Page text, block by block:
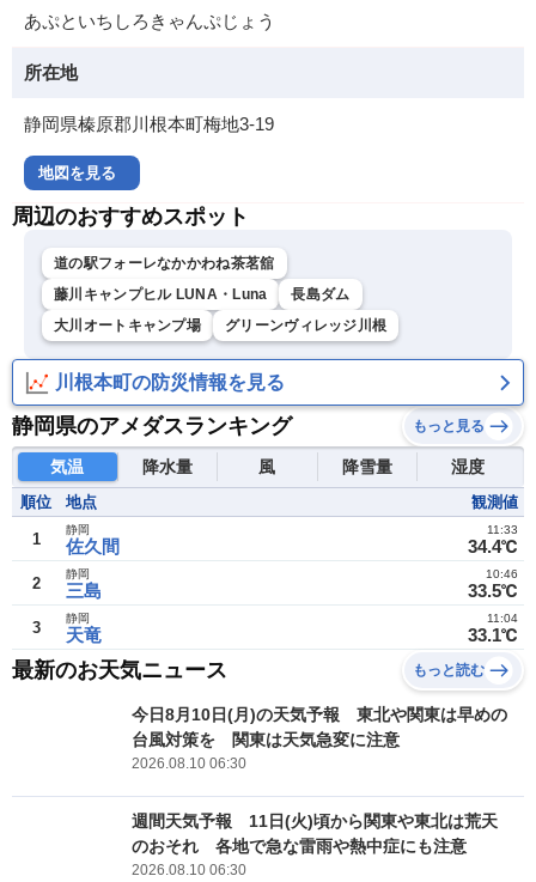
あぷといちしろきゃんぷじょう
所在地
静岡県榛原郡川根本町梅地3-19
地図を見る
周辺のおすすめスポット
道の駅フォーレなかかわね茶茗舘
藤川キャンプヒル LUNA・Luna
長島ダム
大川オートキャンプ場
グリーンヴィレッジ川根
川根本町の防災情報を見る
静岡県のアメダスランキング もっと見る
気温 降水量 風 降雪量 湿度
順位 地点 観測値
1 佐久間
静岡
34.4℃
11:33
2 三島
静岡
33.5℃
10:46
3 天竜
静岡
33.1℃
11:04
最新のお天気ニュース もっと読む
今日8月10日(月)の天気予報 東北や関東は早めの
台風対策を 関東は天気急変に注意
2026.08.10 06:30
週間天気予報 11日(火)頃から関東や東北は荒天
のおそれ 各地で急な雷雨や熱中症にも注意
2026.08.10 06:30